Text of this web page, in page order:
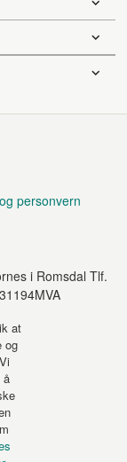
personvern
i Romsdal Tlf.
at
og
å